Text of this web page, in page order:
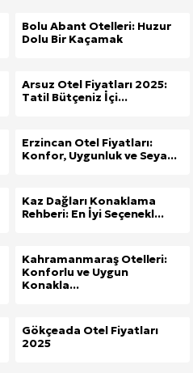
Bolu Abant Otelleri: Huzur
Dolu Bir Kaçamak
Arsuz Otel Fiyatları 2025:
Tatil Bütçeniz İçi...
Erzincan Otel Fiyatları:
Konfor, Uygunluk ve Seya...
Kaz Dağları Konaklama
Rehberi: En İyi Seçenekl...
Kahramanmaraş Otelleri:
Konforlu ve Uygun
Konakla...
Gökçeada Otel Fiyatları
2025